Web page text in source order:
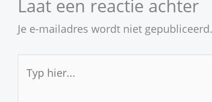
Laat een reactie achter
Je e-mailadres wordt niet gepubliceerd.
hier...